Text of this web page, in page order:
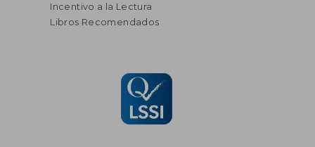
Incentivo a la Lectura
Libros Recomendados